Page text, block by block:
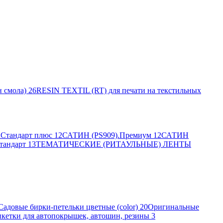
смола) 26RESIN TEXTIL (RT) для печати на текстильных
плюс 12САТИН (PS909).Премиум 12САТИН
13ТЕМАТИЧЕСКИЕ (РИТАУЛЬНЫЕ) ЛЕНТЫ
бирки-петельки цветные (color) 20Оригинальные
для автопокрышек, автошин, резины 3